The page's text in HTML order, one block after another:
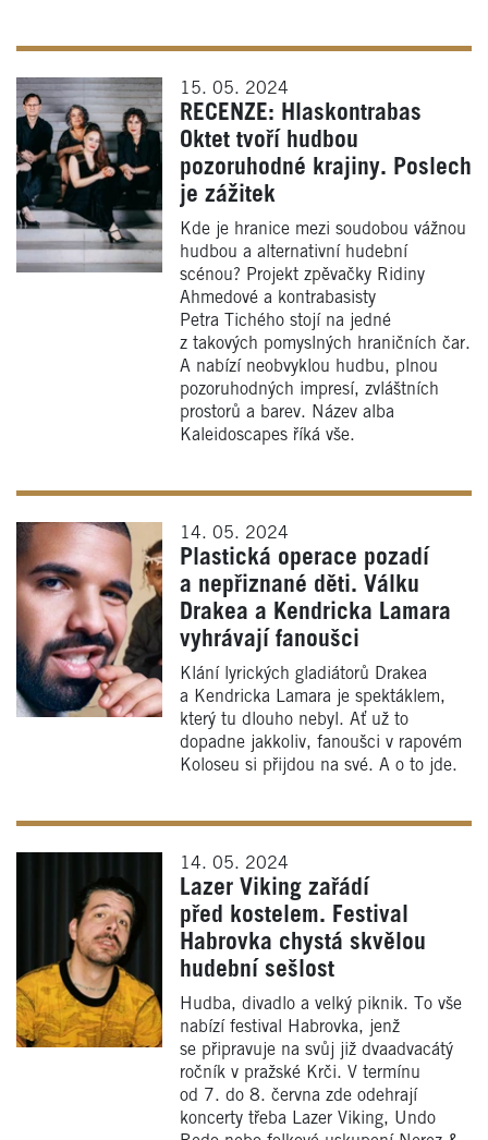
15. 05. 2024
RECENZE: Hlaskontrabas
Oktet tvoří hudbou
pozoruhodné krajiny. Poslech
je zážitek
Kde je hranice mezi soudobou vážnou
hudbou a alternativní hudební
scénou? Projekt zpěvačky Ridiny
Ahmedové a kontrabasisty
Petra Tichého stojí na jedné
z takových pomyslných hraničních čar.
A nabízí neobvyklou hudbu, plnou
pozoruhodných impresí, zvláštních
prostorů a barev. Název alba
Kaleidoscapes říká vše.
14. 05. 2024
Plastická operace pozadí
a nepřiznané děti. Válku
Drakea a Kendricka Lamara
vyhrávají fanoušci
Klání lyrických gladiátorů Drakea
a Kendricka Lamara je spektáklem,
který tu dlouho nebyl. Ať už to
dopadne jakkoliv, fanoušci v rapovém
Koloseu si přijdou na své. A o to jde.
14. 05. 2024
Lazer Viking zařádí
před kostelem. Festival
Habrovka chystá skvělou
hudební sešlost
Hudba, divadlo a velký piknik. To vše
nabízí festival Habrovka, jenž
se připravuje na svůj již dvaadvacátý
ročník v pražské Krči. V termínu
od 7. do 8. června zde odehrají
koncerty třeba Lazer Viking, Undo